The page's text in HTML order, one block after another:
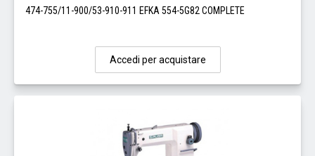
474-755/11-900/53-910-911 EFKA 554-5G82 COMPLETE
Accedi per acquistare